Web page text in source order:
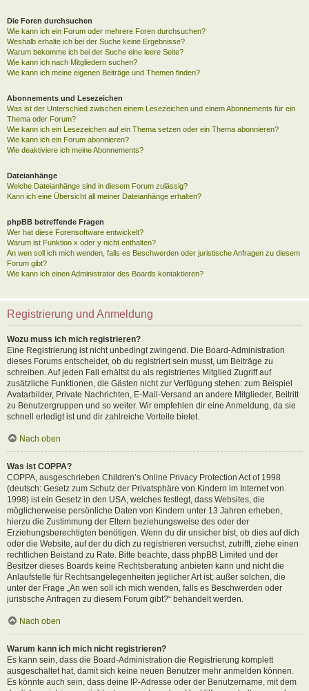
Die Foren durchsuchen
Wie kann ich ein Forum oder mehrere Foren durchsuchen?
Weshalb erhalte ich bei der Suche keine Ergebnisse?
Warum bekomme ich bei der Suche eine leere Seite?
Wie kann ich nach Mitgliedern suchen?
Wie kann ich meine eigenen Beiträge und Themen finden?
Abonnements und Lesezeichen
Was ist der Unterschied zwischen einem Lesezeichen und einem Abonnements für ein
Thema oder Forum?
Wie kann ich ein Lesezeichen auf ein Thema setzen oder ein Thema abonnieren?
Wie kann ich ein Forum abonnieren?
Wie deaktiviere ich meine Abonnements?
Dateianhänge
Welche Dateianhänge sind in diesem Forum zulässig?
Kann ich eine Übersicht all meiner Dateianhänge erhalten?
phpBB betreffende Fragen
Wer hat diese Forensoftware entwickelt?
Warum ist Funktion x oder y nicht enthalten?
An wen soll ich mich wenden, falls es Beschwerden oder juristische Anfragen zu diesem
Forum gibt?
Wie kann ich einen Administrator des Boards kontaktieren?
Registrierung und Anmeldung
Wozu muss ich mich registrieren?
Eine Registrierung ist nicht unbedingt zwingend. Die Board-Administration
dieses Forums entscheidet, ob du registriert sein musst, um Beiträge zu
schreiben. Auf jeden Fall erhältst du als registriertes Mitglied Zugriff auf
zusätzliche Funktionen, die Gästen nicht zur Verfügung stehen: zum Beispiel
Avatarbilder, Private Nachrichten, E-Mail-Versand an andere Mitglieder, Beitritt
zu Benutzergruppen und so weiter. Wir empfehlen dir eine Anmeldung, da sie
schnell erledigt ist und dir zahlreiche Vorteile bietet.
Nach oben
Was ist COPPA?
COPPA, ausgeschrieben Children’s Online Privacy Protection Act of 1998
(deutsch: Gesetz zum Schutz der Privatsphäre von Kindern im Internet von
1998) ist ein Gesetz in den USA, welches festlegt, dass Websites, die
möglicherweise persönliche Daten von Kindern unter 13 Jahren erheben,
hierzu die Zustimmung der Eltern beziehungsweise des oder der
Erziehungsberechtigten benötigen. Wenn du dir unsicher bist, ob dies auf dich
oder die Website, auf der du dich zu registrieren versuchst, zutrifft, ziehe einen
rechtlichen Beistand zu Rate. Bitte beachte, dass phpBB Limited und der
Besitzer dieses Boards keine Rechtsberatung anbieten kann und nicht die
Anlaufstelle für Rechtsangelegenheiten jeglicher Art ist; außer solchen, die
unter der Frage „An wen soll ich mich wenden, falls es Beschwerden oder
juristische Anfragen zu diesem Forum gibt?“ behandelt werden.
Nach oben
Warum kann ich mich nicht registrieren?
Es kann sein, dass die Board-Administration die Registrierung komplett
ausgeschaltet hat, damit sich keine neuen Benutzer mehr anmelden können.
Es könnte auch sein, dass deine IP-Adresse oder der Benutzername, mit dem